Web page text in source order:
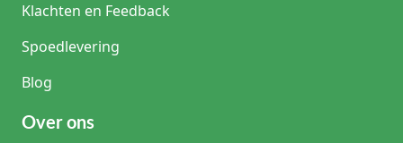
Klachten en Feedback
Spoedlevering
Blog
Over ons